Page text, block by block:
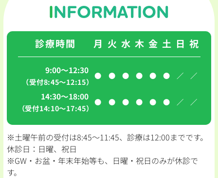
INFORMATION
診療時間 月 火 水 木 金 土 日 祝
9:00～12:30
（受付8:45〜12:15）
● ● ● ● ● ● ／ ／
14:30～18:00
（受付14:10〜17:45）
● ● ● ● ● ● ／ ／
※土曜午前の受付は8:45〜11:45、診療は12:00までです。
休診日：日曜、祝日
※GW・お盆・年末年始等も、日曜・祝日のみが休診で
す。